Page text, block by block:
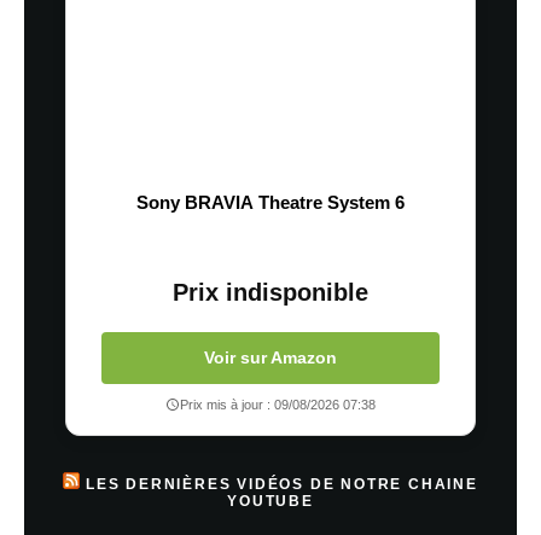
Sony BRAVIA Theatre System 6
Prix indisponible
Voir sur Amazon
Prix mis à jour : 09/08/2026 07:38
LES DERNIÈRES VIDÉOS DE NOTRE CHAINE
YOUTUBE